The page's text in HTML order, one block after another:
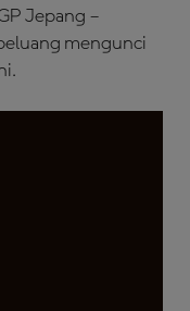
Jepang –
mengunci